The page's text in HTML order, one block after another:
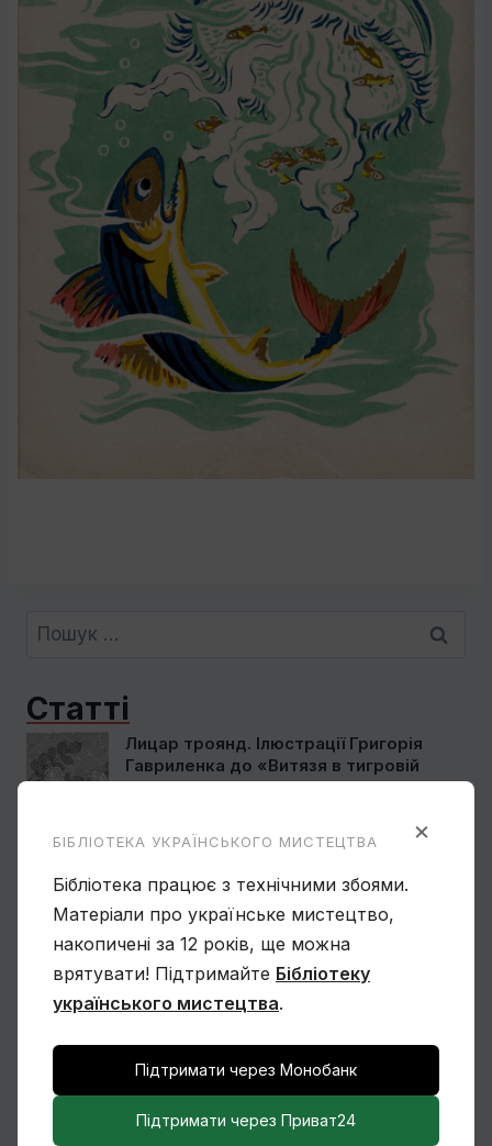
Пошук:
Статті
Лицар троянд. Ілюстрації Григорія
Гавриленка до «Витязя в тигровій
шкурі»
Сімона Корбіо. Мистецтво України
Василь Овчинников. Спогад про
Мексику
×
БІБЛІОТЕКА УКРАЇНСЬКОГО МИСТЕЦТВА
Бібліотека працює з технічними збоями.
Матеріали про українське мистецтво,
накопичені за 12 років, ще можна
врятувати! Підтримайте Бібліотеку
українського мистецтва.
Підтримати через Монобанк
Підтримати через Приват24